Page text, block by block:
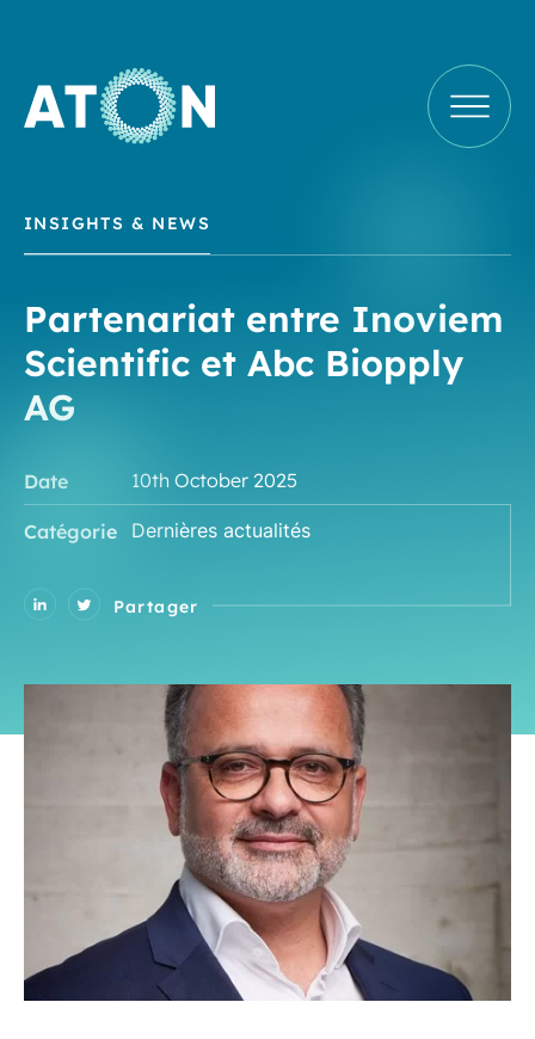
INSIGHTS & NEWS
Partenariat entre Inoviem
Scientific et Abc Biopply
AG
Date 10th October 2025
Catégorie Dernières actualités
Partager